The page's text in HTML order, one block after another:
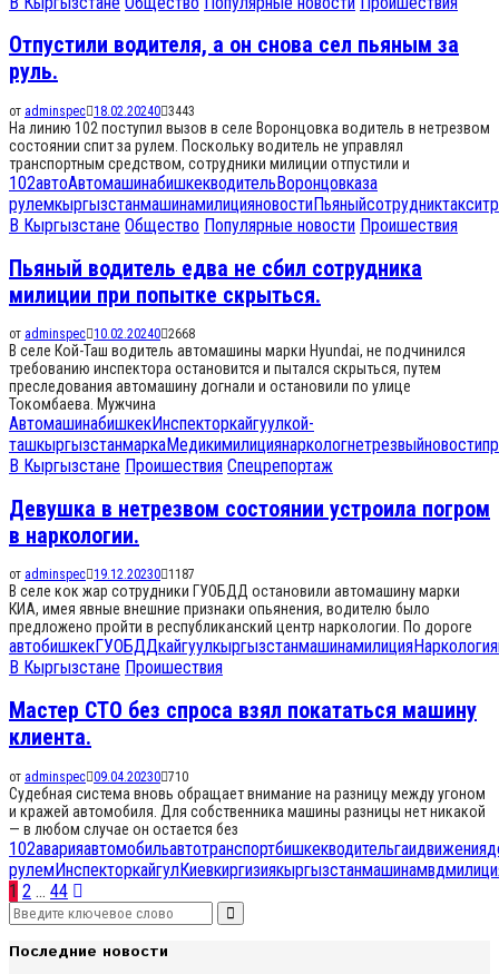
Отпустили водителя, а он снова сел пьяным за
руль.
от adminspec 18.02.20240 3443
На линию 102 поступил вызов в селе Воронцовка водитель в нетрезвом
состоянии спит за рулем. Поскольку водитель не управлял
транспортным средством, сотрудники милиции отпустили и
102автоАвтомашинабишкекводительВоронцовказа
рулемкыргызстанмашинамилицияновостиПьяныйсотрудниктакси
В Кыргызстане Общество Популярные новости Проишествия
Пьяный водитель едва не сбил сотрудника
милиции при попытке скрыться.
от adminspec 10.02.20240 2668
В селе Кой-Таш водитель автомашины марки Hyundai, не подчинился
требованию инспектора остановится и пытался скрыться, путем
преследования автомашину догнали и остановили по улице
Токомбаева. Мужчина
АвтомашинабишкекИнспекторкайгуулкой-
ташкыргызстанмаркаМедикимилициянаркологнетрезвыйновости
В Кыргызстане Проишествия Спецрепортаж
Девушка в нетрезвом состоянии устроила погром
в наркологии.
от adminspec 19.12.20230 1187
В селе кок жар сотрудники ГУОБДД остановили автомашину марки
КИА, имея явные внешние признаки опьянения, водителю было
предложено пройти в республиканский центр наркологии. По дороге
автобишкекГУОБДДкайгуулкыргызстанмашинамилицияНаркология
В Кыргызстане Проишествия
Мастер СТО без спроса взял покататься машину
клиента.
от adminspec 09.04.20230 710
Судебная система вновь обращает внимание на разницу между угоном
и кражей автомобиля. Для собственника машины разницы нет никакой
— в любом случае он остается без
102аварияавтомобильавтотранспортбишкекводительгаидвижения
рулемИнспекторкайгулКиевкиргизиякыргызстанмашинамвд
Навигация
по
записям
1 2 … 44
Search
for:
Search
Последние новости